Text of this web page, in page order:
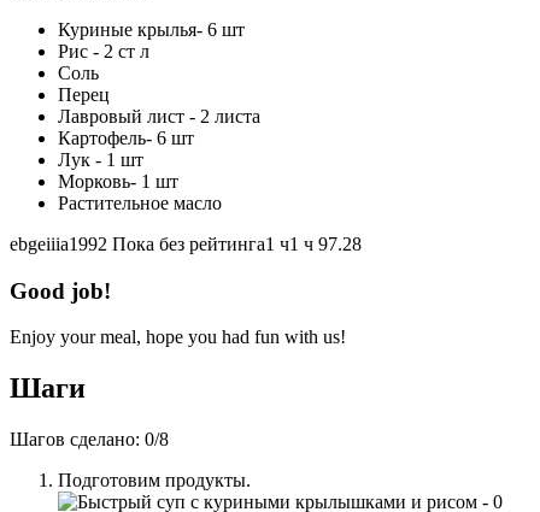
Куриные крылья- 6 шт
Рис - 2 ст л
Соль
Перец
Лавровый лист - 2 листа
Картофель- 6 шт
Лук - 1 шт
Морковь- 1 шт
Растительное масло
ebgeiiia1992 Пока без рейтинга1 ч1 ч 97.28
Good job!
Enjoy your meal, hope you had fun with us!
Шаги
Шагов сделано: 0/8
Подготовим продукты.